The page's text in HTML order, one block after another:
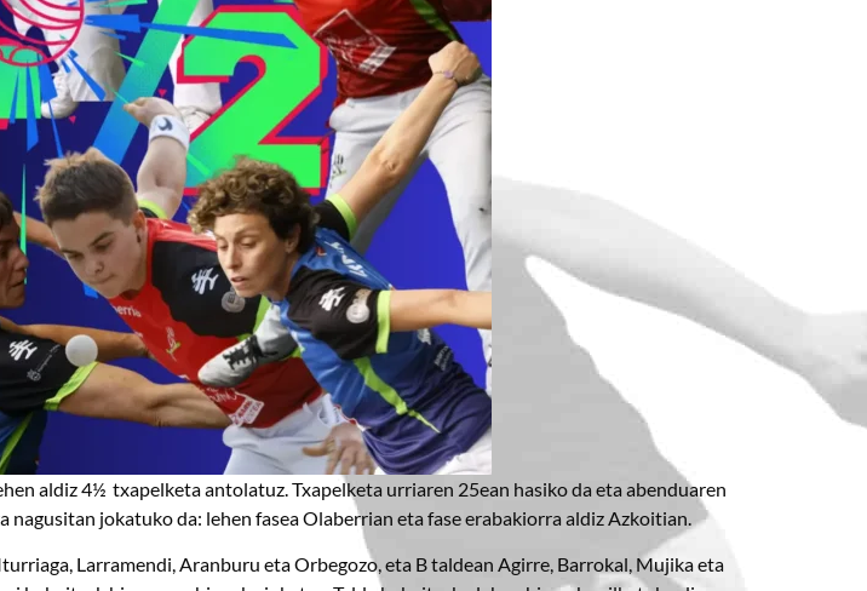
aldiz 4½ txapelketa antolatuz. Txapelketa urriaren 25ean hasiko da eta abenduaren
jokatuko da: lehen fasea Olaberrian eta fase erabakiorra aldiz Azkoitian.
Larramendi, Aranburu eta Orbegozo, eta B taldean Agirre, Barrokal, Mujika eta